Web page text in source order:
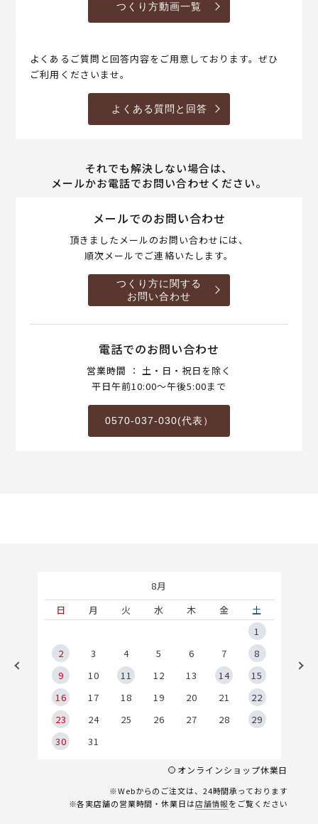
つくり方動画一覧
よくあるご質問と回答内容をご用意しております。ぜひ
ご利用くださいませ。
よくある質問と回答
それでも解決しない場合は、
メールかお電話でお問い合わせください。
メールでのお問い合わせ
頂きましたメールのお問い合わせには、
順次メールでご連絡いたします。
つくり方に関する
お問い合わせ
電話でのお問い合わせ
営業時間 ： 土・日・祝日を除く
平日午前10:00～午後5:00まで
0570-037-030(代表）
8月
日
月 火 水 木 金
土
1
2
3 4 5 6 7
8
9
10 11 12 13 14
15
16
17 18 19 20 21
22
23
24 25 26 27 28
29
30
31
オンラインショップ休業日
※Webからのご注文は、24時間承っております
※各実店舗の営業時間・休業日は店舗情報をご覧ください